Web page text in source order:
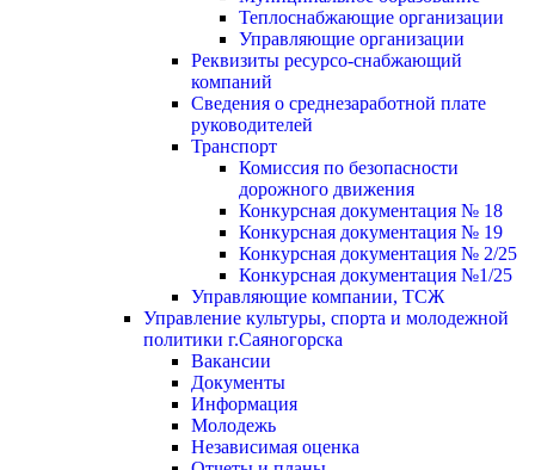
Теплоснабжающие организации
Управляющие организации
Реквизиты ресурсо-снабжающий
компаний
Сведения о среднезаработной плате
руководителей
Транспорт
Комиссия по безопасности
дорожного движения
Конкурсная документация № 18
Конкурсная документация № 19
Конкурсная документация № 2/25
Конкурсная документация №1/25
Управляющие компании, ТСЖ
Управление культуры, спорта и молодежной
политики г.Саяногорска
Вакансии
Документы
Информация
Молодежь
Независимая оценка